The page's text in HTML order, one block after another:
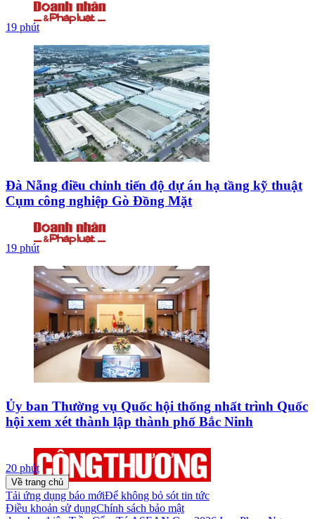
19 phút
Đà Nẵng điều chỉnh tiến độ dự án hạ tầng kỹ thuật
Cụm công nghiệp Gò Đồng Mặt
19 phút
Ủy ban Thường vụ Quốc hội thống nhất trình Quốc
hội xem xét thành lập thành phố Bắc Ninh
20 phút
Về trang chủ
Tải ứng dụng báo mớiĐể không bỏ sót tin tức
Điều khoản sử dụngChính sách bảo mật